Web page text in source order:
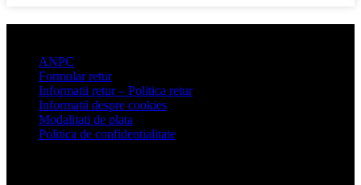
ANPC
Formular retur
Informatii retur – Politica retur
Informatii despre cookies
Modalitati de plata
Politica de confidentialitate